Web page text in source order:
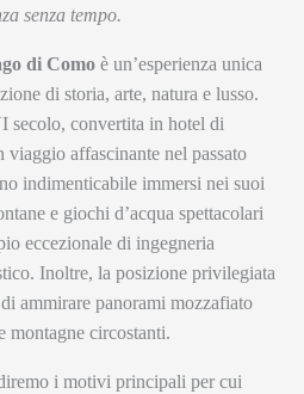
senza tempo.
di Como è un’esperienza unica
di storia, arte, natura e lusso.
secolo, convertita in hotel di
affascinante nel passato
indimenticabile immersi nei suoi
e giochi d’acqua spettacolari
eccezionale di ingegneria
Inoltre, la posizione privilegiata
ammirare panorami mozzafiato
montagne circostanti.
i motivi principali per cui